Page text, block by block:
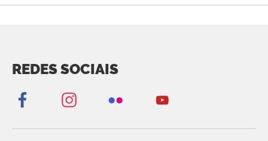
REDES SOCIAIS